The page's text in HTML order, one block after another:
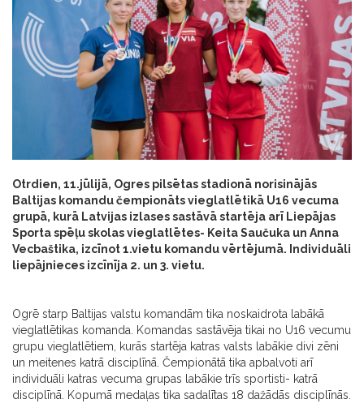
Otrdien, 11.jūlijā, Ogres pilsētas stadionā norisinājās
Baltijas komandu čempionāts vieglatlētikā U16 vecuma
grupā, kurā Latvijas izlases sastāvā startēja arī Liepājas
Sporta spēļu skolas vieglatlētes- Keita Saučuka un Anna
Vecbaštika, izcīnot 1.vietu komandu vērtējumā. Individuāli
liepājnieces izcīnīja 2. un 3. vietu.
Ogrē starp Baltijas valstu komandām tika noskaidrota labākā
vieglatlētikas komanda. Komandas sastāvēja tikai no U16 vecumu
grupu vieglatlētiem, kurās startēja katras valsts labākie divi zēni
un meitenes katrā disciplīnā. Čempionātā tika apbalvoti arī
individuāli katras vecuma grupas labākie trīs sportisti- katrā
disciplīnā. Kopumā medaļas tika sadalītas 18 dažādās disciplīnās.